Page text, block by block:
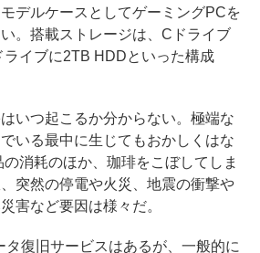
デルケースとしてゲーミングPCを
。搭載ストレージは、Cドライブ
イブに2TB HDDといった構成
いつ起こるか分からない。極端な
いる最中に生じてもおかしくはな
消耗のほか、珈琲をこぼしてしま
突然の停電や火災、地震の衝撃や
害など要因は様々だ。
復旧サービスはあるが、一般的に